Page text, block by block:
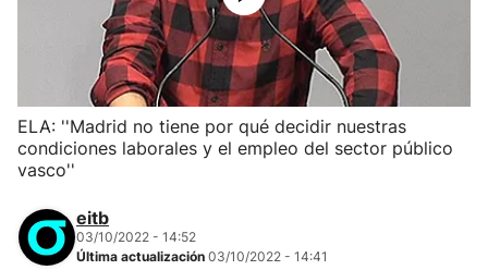
ELA: ''Madrid no tiene por qué decidir nuestras
condiciones laborales y el empleo del sector público
vasco''
eitb
03/10/2022 - 14:52
Última actualización 03/10/2022 - 14:41